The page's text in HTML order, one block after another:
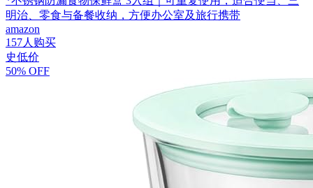
明治、零食与备餐收纳，方便办公室及旅行携带
amazon
157人购买
史低价
50% OFF